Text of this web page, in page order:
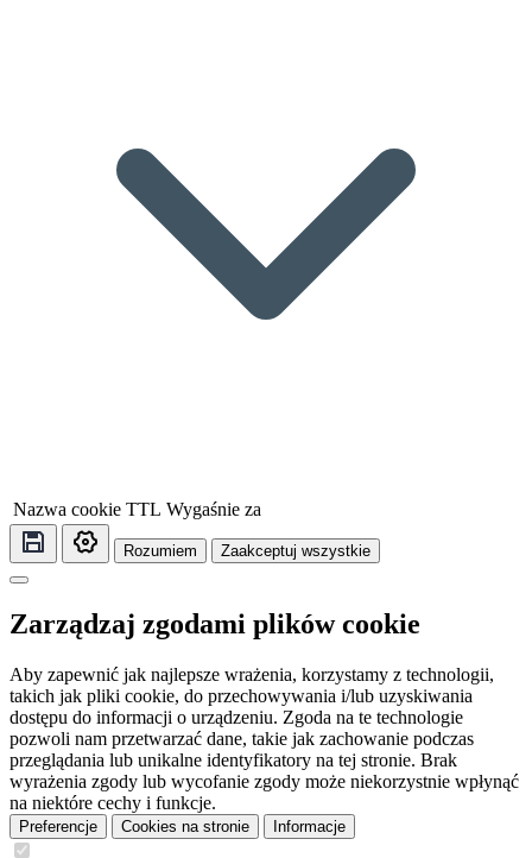
Nazwa cookie TTL Wygaśnie za
Rozumiem Zaakceptuj wszystkie
Zarządzaj zgodami plików cookie
Aby zapewnić jak najlepsze wrażenia, korzystamy z technologii,
takich jak pliki cookie, do przechowywania i/lub uzyskiwania
dostępu do informacji o urządzeniu. Zgoda na te technologie
pozwoli nam przetwarzać dane, takie jak zachowanie podczas
przeglądania lub unikalne identyfikatory na tej stronie. Brak
wyrażenia zgody lub wycofanie zgody może niekorzystnie wpłynąć
na niektóre cechy i funkcje.
Preferencje Cookies na stronie Informacje